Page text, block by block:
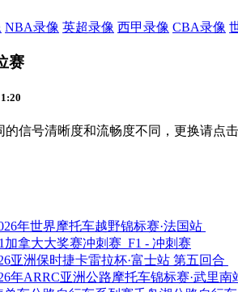
NBA录像 英超录像 西甲录像 CBA录像
赛
信号清晰度和流畅度不同，更换请点
年世界摩托车越野锦标赛·法国站
加拿大大奖赛冲刺赛 F1 - 冲刺赛
亚洲保时捷卡雷拉杯·富士站 第五回合
年ARRC亚洲公路摩托车锦标赛·武里南